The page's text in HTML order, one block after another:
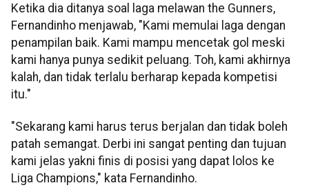
Ketika dia ditanya soal laga melawan the Gunners,
Fernandinho menjawab, "Kami memulai laga dengan
penampilan baik. Kami mampu mencetak gol meski
kami hanya punya sedikit peluang. Toh, kami akhirnya
kalah, dan tidak terlalu berharap kepada kompetisi
itu."
"Sekarang kami harus terus berjalan dan tidak boleh
patah semangat. Derbi ini sangat penting dan tujuan
kami jelas yakni finis di posisi yang dapat lolos ke
Liga Champions," kata Fernandinho.